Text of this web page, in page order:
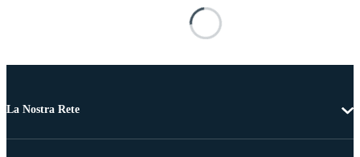
La Nostra Rete